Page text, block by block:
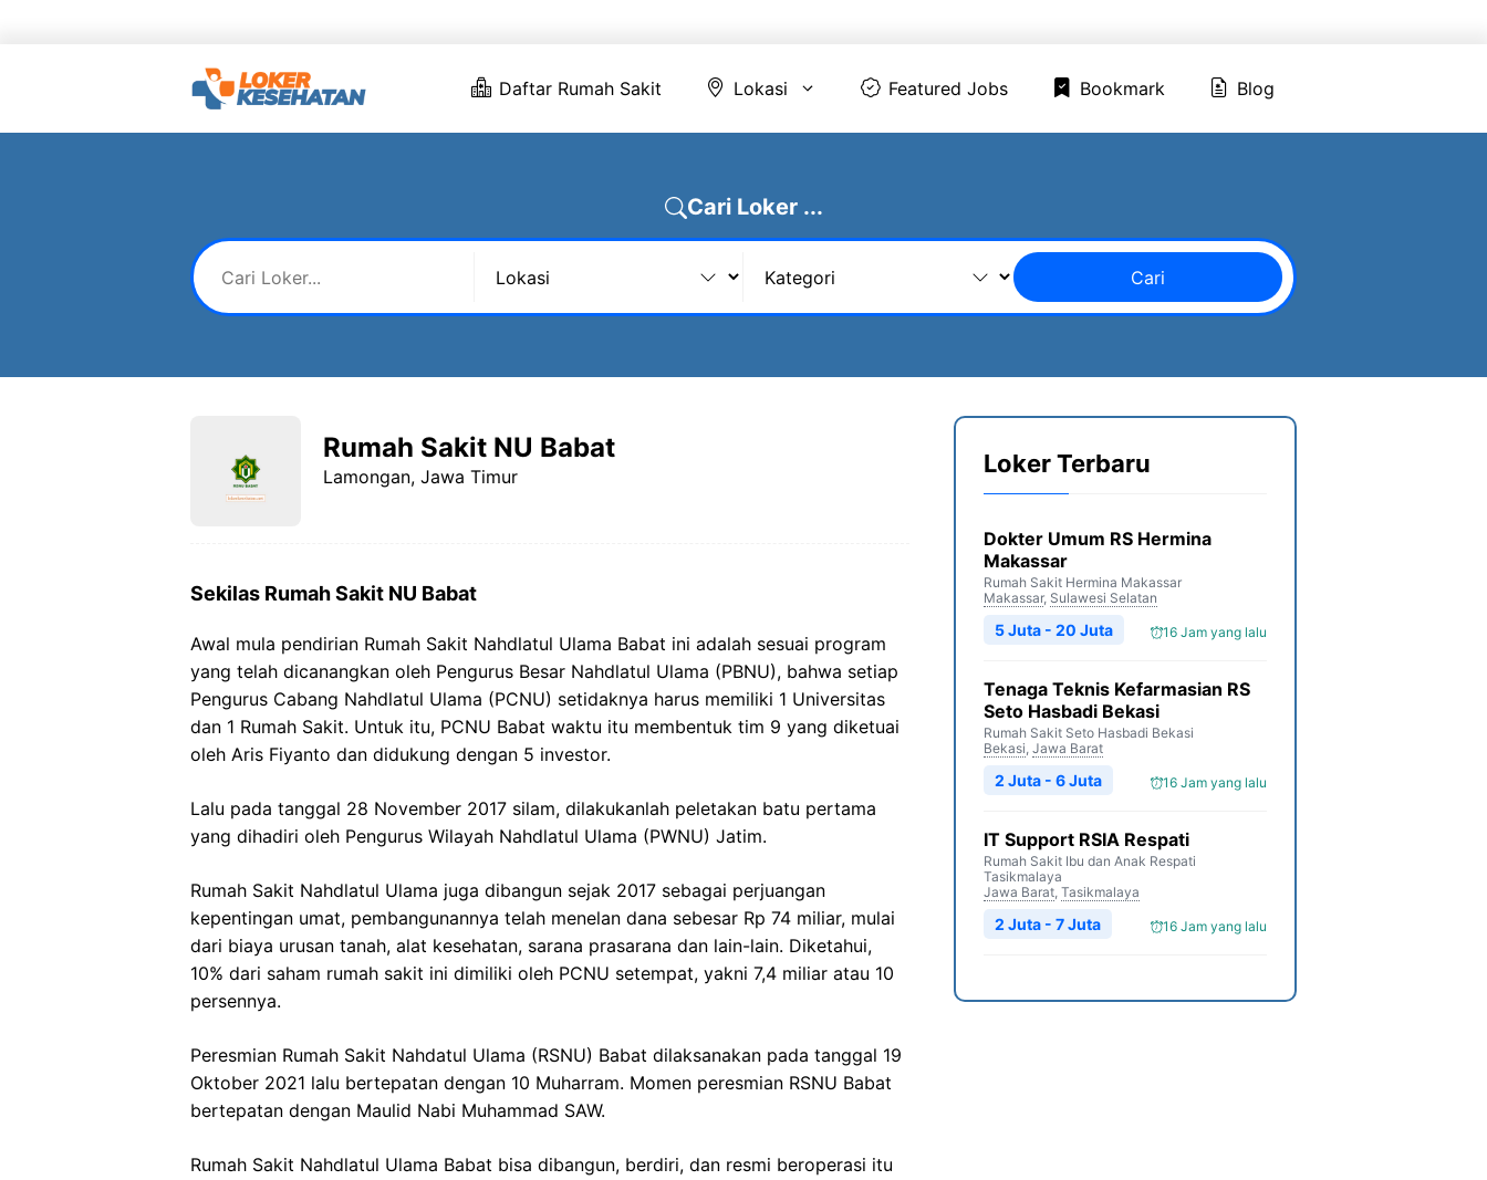
Daftar Rumah Sakit Lokasi Featured Jobs Bookmark Blog
Cari Loker ...
Cari
Rumah Sakit NU Babat
Lamongan, Jawa Timur
Sekilas Rumah Sakit NU Babat
Awal mula pendirian Rumah Sakit Nahdlatul Ulama Babat ini adalah sesuai program
yang telah dicanangkan oleh Pengurus Besar Nahdlatul Ulama (PBNU), bahwa setiap
Pengurus Cabang Nahdlatul Ulama (PCNU) setidaknya harus memiliki 1 Universitas
dan 1 Rumah Sakit. Untuk itu, PCNU Babat waktu itu membentuk tim 9 yang diketuai
oleh Aris Fiyanto dan didukung dengan 5 investor.
Lalu pada tanggal 28 November 2017 silam, dilakukanlah peletakan batu pertama
yang dihadiri oleh Pengurus Wilayah Nahdlatul Ulama (PWNU) Jatim.
Rumah Sakit Nahdlatul Ulama juga dibangun sejak 2017 sebagai perjuangan
kepentingan umat, pembangunannya telah menelan dana sebesar Rp 74 miliar, mulai
dari biaya urusan tanah, alat kesehatan, sarana prasarana dan lain-lain. Diketahui,
10% dari saham rumah sakit ini dimiliki oleh PCNU setempat, yakni 7,4 miliar atau 10
persennya.
Peresmian Rumah Sakit Nahdatul Ulama (RSNU) Babat dilaksanakan pada tanggal 19
Oktober 2021 lalu bertepatan dengan 10 Muharram. Momen peresmian RSNU Babat
bertepatan dengan Maulid Nabi Muhammad SAW.
Rumah Sakit Nahdlatul Ulama Babat bisa dibangun, berdiri, dan resmi beroperasi itu
Loker Terbaru
Dokter Umum RS Hermina
Makassar
Rumah Sakit Hermina Makassar
Makassar, Sulawesi Selatan
16 Jam yang lalu
5 Juta - 20 Juta
Tenaga Teknis Kefarmasian RS
Seto Hasbadi Bekasi
Rumah Sakit Seto Hasbadi Bekasi
Bekasi, Jawa Barat
16 Jam yang lalu
2 Juta - 6 Juta
IT Support RSIA Respati
Rumah Sakit Ibu dan Anak Respati
Tasikmalaya
Jawa Barat, Tasikmalaya
16 Jam yang lalu
2 Juta - 7 Juta